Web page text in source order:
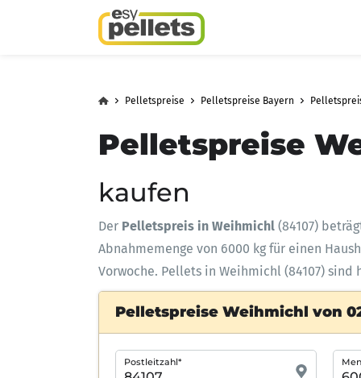
Pelletspreise Pelletspreise Bayern
Pelletspreise
kaufen
Der Pelletspreis in Weihmichl (84107)
Abnahmemenge von 6000 kg für einen
Vorwoche. Pellets in Weihmichl (84107)
Pelletspreise Weihmichl von
Postleitzahl*